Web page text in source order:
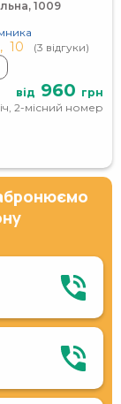
1009
10 (3 відгуки)
від 960 грн
2-місний номер